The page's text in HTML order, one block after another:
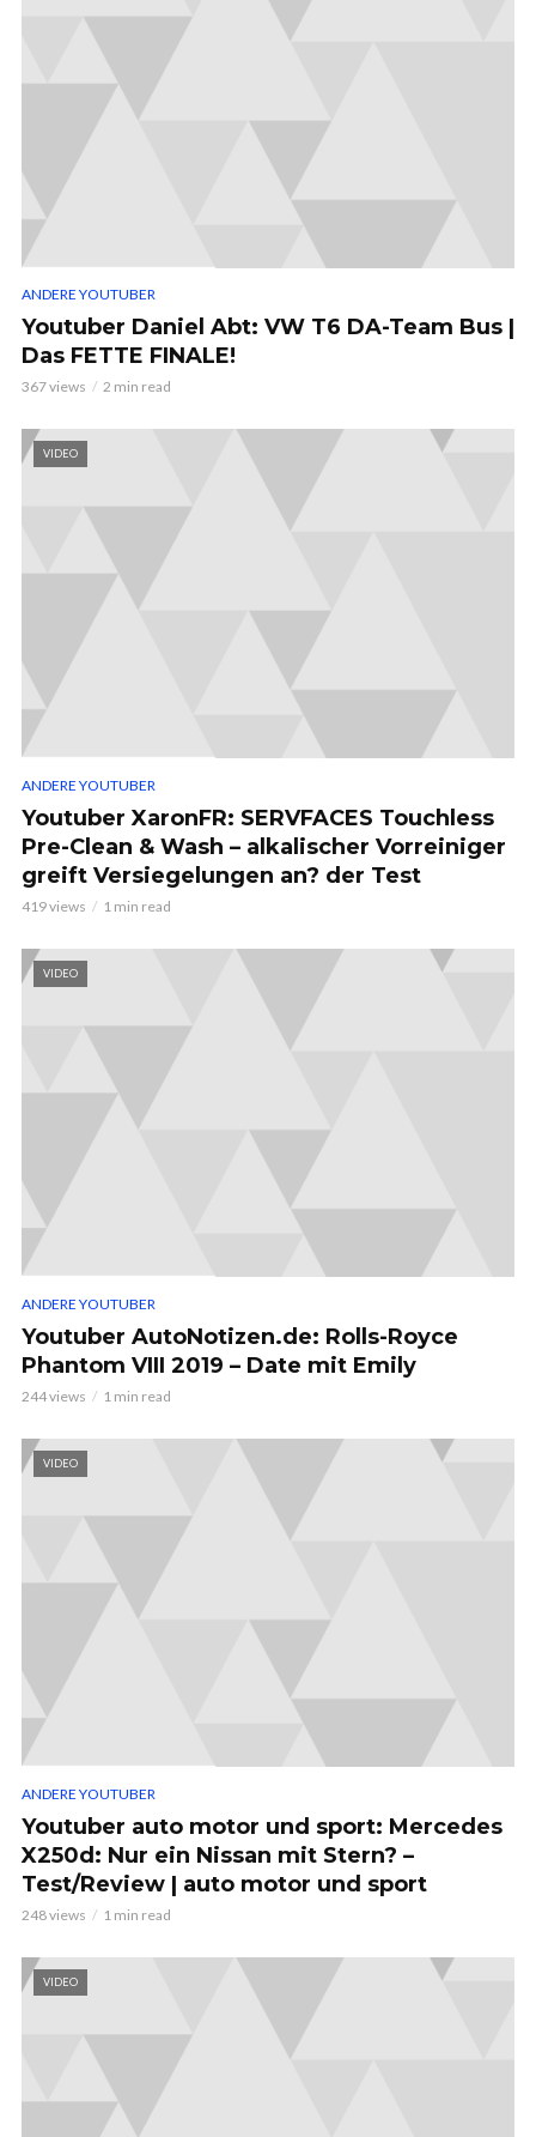
ANDERE YOUTUBER
Youtuber Daniel Abt: VW T6 DA-Team Bus |
Das FETTE FINALE!
367 views 2 min read
VIDEO
ANDERE YOUTUBER
Youtuber XaronFR: SERVFACES Touchless
Pre-Clean & Wash – alkalischer Vorreiniger
greift Versiegelungen an? der Test
419 views 1 min read
VIDEO
ANDERE YOUTUBER
Youtuber AutoNotizen.de: Rolls-Royce
Phantom VIII 2019 – Date mit Emily
244 views 1 min read
VIDEO
ANDERE YOUTUBER
Youtuber auto motor und sport: Mercedes
X250d: Nur ein Nissan mit Stern? –
Test/Review | auto motor und sport
248 views 1 min read
VIDEO